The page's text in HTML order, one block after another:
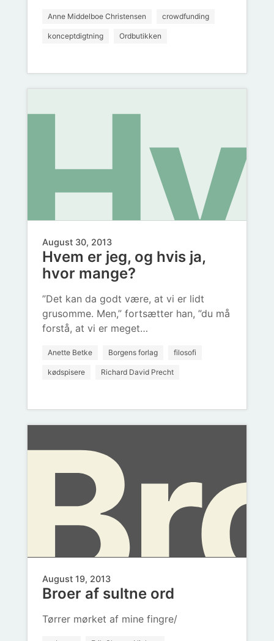
Anne Middelboe Christensen crowdfunding
konceptdigtning Ordbutikken
er
August 30, 2013
Hvem er jeg, og hvis ja,
hvor mange?
”Det kan da godt være, at vi er lidt
grusomme. Men,” fortsætter han, ”du må
forstå, at vi er meget…
Anette Betke Borgens forlag filosofi
kødspisere Richard David Precht
August 19, 2013
Broer af sultne ord
Tørrer mørket af mine fingre/